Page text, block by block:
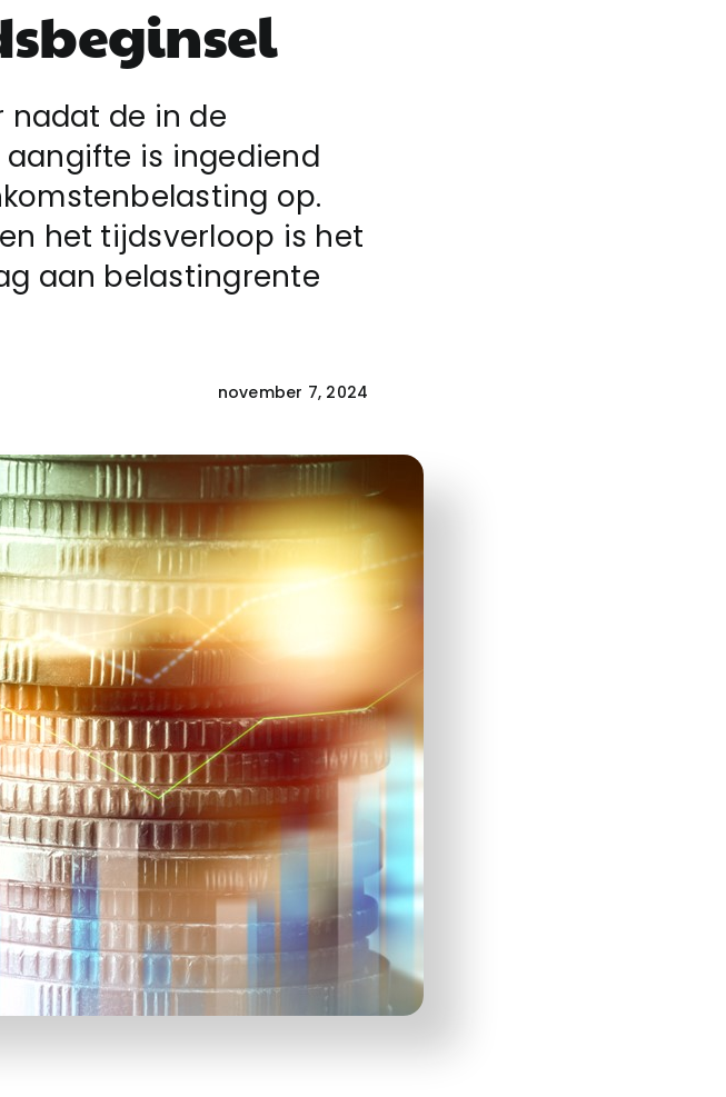
nadat de in de
is ingediend
op.
het tijdsverloop is het
aan belastingrente
november 7, 2024